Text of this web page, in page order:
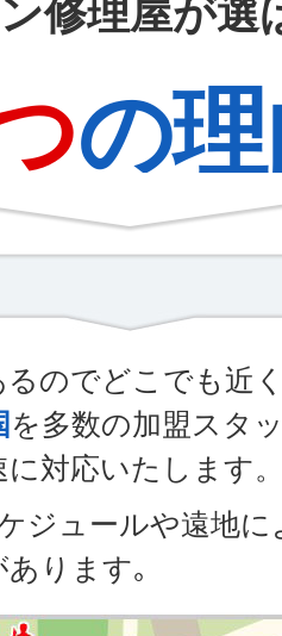
修理屋が選
の
るのでどこでも近
を多数の加盟スタ
に対応いたします
ジュールや遠地
ります｡